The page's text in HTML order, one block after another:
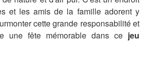
et les amis de la famille adorent y
cette grande responsabilité et
une fête mémorable dans ce jeu